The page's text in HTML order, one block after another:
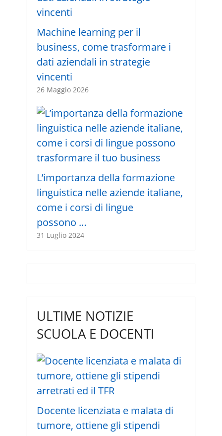
Machine learning per il
business, come trasformare i
dati aziendali in strategie
vincenti
26 Maggio 2026
L’importanza della formazione
linguistica nelle aziende italiane,
come i corsi di lingue
possono …
31 Luglio 2024
ULTIME NOTIZIE
SCUOLA E DOCENTI
Docente licenziata e malata di
tumore, ottiene gli stipendi